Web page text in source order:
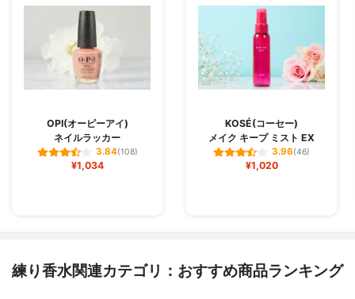
OPI(オーピーアイ)
ネイルラッカー
3.84(108)
¥1,034
KOSÉ(コーセー)
メイク キープ ミスト EX
3.96(46)
¥1,020
練り香水関連カテゴリ：おすすめ商品ランキング